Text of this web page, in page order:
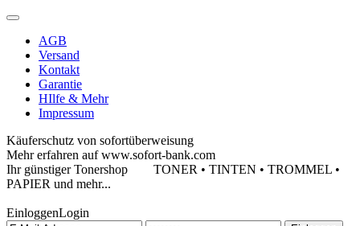
AGB
Versand
Kontakt
Garantie
HIlfe & Mehr
Impressum
Käuferschutz von sofortüberweisung
Mehr erfahren auf www.sofort-bank.com
Ihr günstiger Tonershop TONER • TINTEN • TROMMEL •
PAPIER und mehr...
EinloggenLogin